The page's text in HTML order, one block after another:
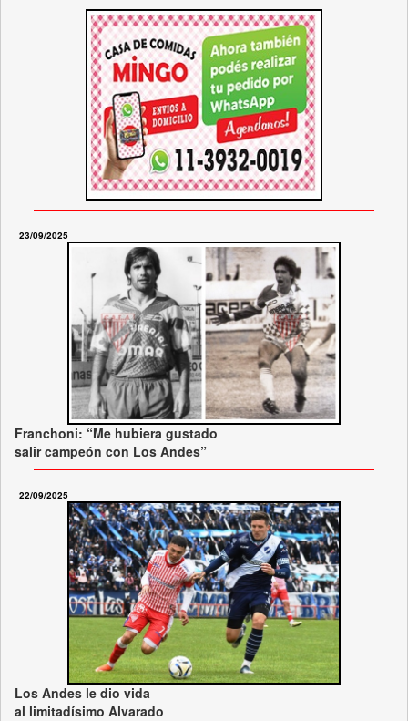
23/09/2025
Franchoni: “Me hubiera gustado
salir campeón con Los Andes”
22/09/2025
Los Andes le dio vida
al limitadísimo Alvarado